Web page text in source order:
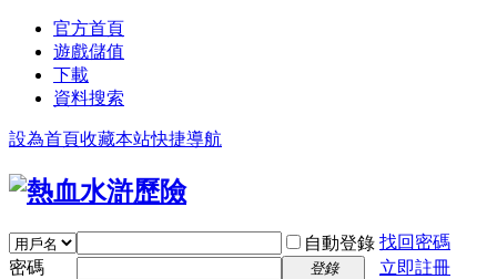
官方首頁
遊戲儲值
下載
資料搜索
設為首頁收藏本站快捷導航
自動登錄 找回密碼
密碼
登錄
立即註冊